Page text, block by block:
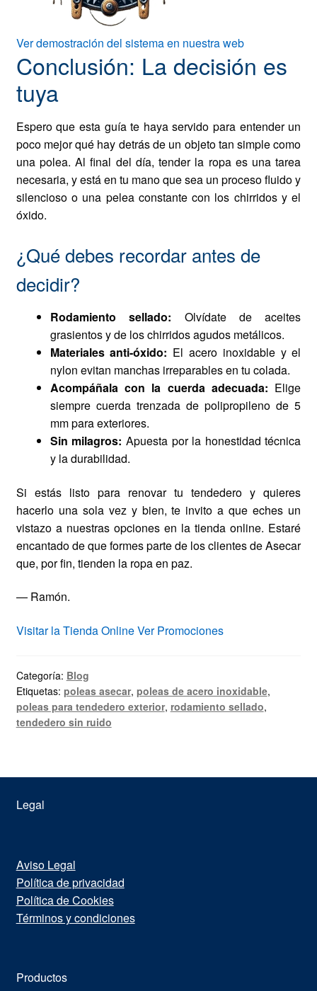
Ver demostración del sistema en nuestra web
Conclusión: La decisión es
tuya
Espero que esta guía te haya servido para entender un
poco mejor qué hay detrás de un objeto tan simple como
una polea. Al final del día, tender la ropa es una tarea
necesaria, y está en tu mano que sea un proceso fluido y
silencioso o una pelea constante con los chirridos y el
óxido.
¿Qué debes recordar antes de
decidir?
Rodamiento sellado: Olvídate de aceites
grasientos y de los chirridos agudos metálicos.
Materiales anti-óxido: El acero inoxidable y el
nylon evitan manchas irreparables en tu colada.
Acompáñala con la cuerda adecuada: Elige
siempre cuerda trenzada de polipropileno de 5
mm para exteriores.
Sin milagros: Apuesta por la honestidad técnica
y la durabilidad.
Si estás listo para renovar tu tendedero y quieres
hacerlo una sola vez y bien, te invito a que eches un
vistazo a nuestras opciones en la tienda online. Estaré
encantado de que formes parte de los clientes de Asecar
que, por fin, tienden la ropa en paz.
— Ramón.
Visitar la Tienda OnlineVer Promociones
Categoría: Blog
Etiquetas: poleas asecar, poleas de acero inoxidable,
poleas para tendedero exterior, rodamiento sellado,
tendedero sin ruido
Legal
Aviso Legal
Política de privacidad
Política de Cookies
Términos y condiciones
Productos